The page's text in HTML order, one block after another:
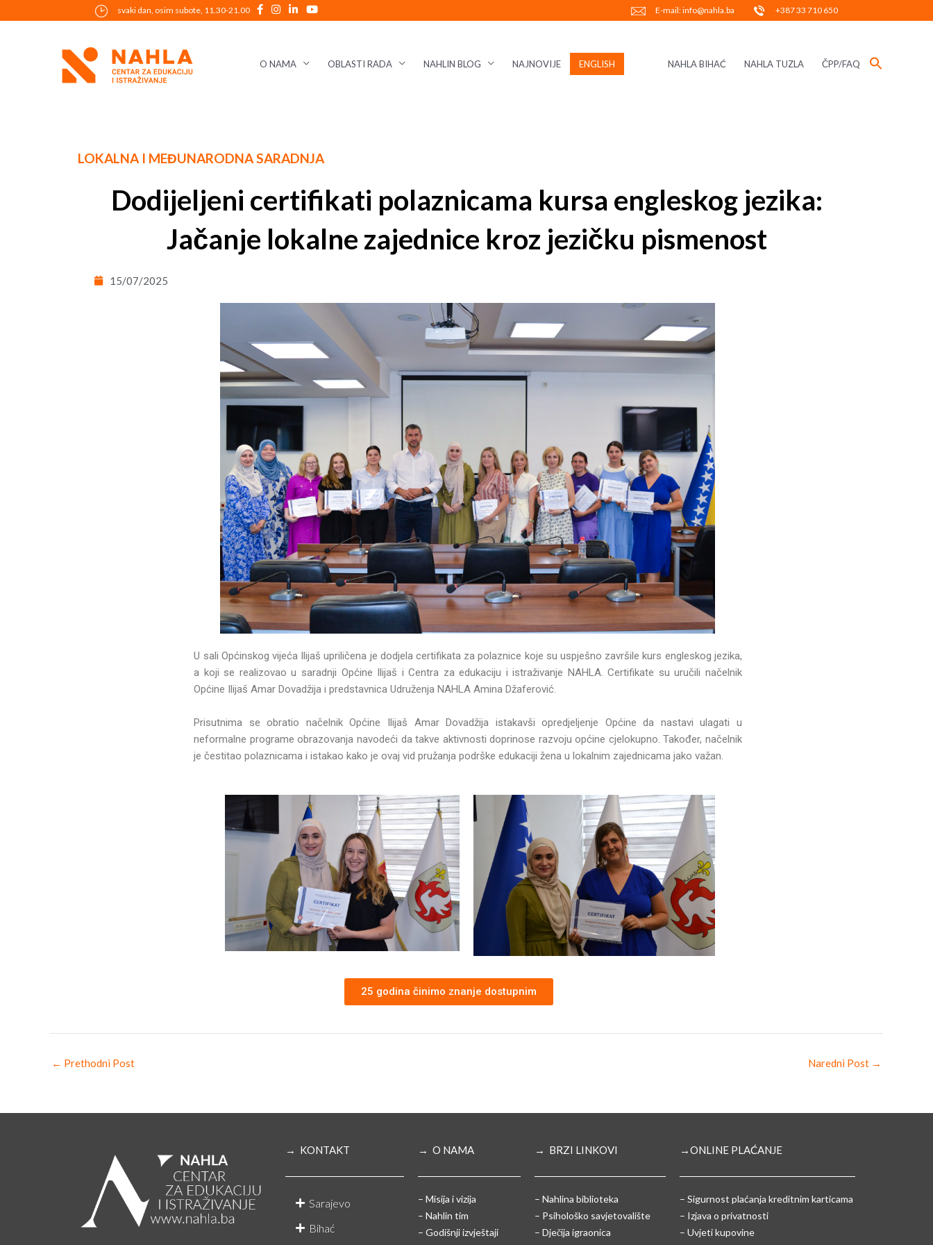
to
svaki dan, osim subote, 11.30-21.00 E-mail: info@nahla.ba +387 33 710 650
O NAMA OBLASTI RADA NAHLIN BLOG NAJNOVIJE ENGLISH NAHLA BIHAĆ NAHLA TUZLA ČPP/FAQ
LOKALNA I MEĐUNARODNA SARADNJA
Dodijeljeni certifikati polaznicama kursa engleskog jezika:
Jačanje lokalne zajednice kroz jezičku pismenost
15/07/2025
U sali Općinskog vijeća Ilijaš upriličena je dodjela certifikata za polaznice koje su uspješno završile kurs engleskog jezika,
a koji se realizovao u saradnji Općine Ilijaš i Centra za edukaciju i istraživanje NAHLA. Certifikate su uručili načelnik
Općine Ilijaš Amar Dovadžija i predstavnica Udruženja NAHLA Amina Džaferović.
Prisutnima se obratio načelnik Općine Ilijaš Amar Dovadžija istakavši opredjeljenje Općine da nastavi ulagati u
neformalne programe obrazovanja navodeći da takve aktivnosti doprinose razvoju općine cjelokupno. Također, načelnik
je čestitao polaznicama i istakao kako je ovaj vid pružanja podrške edukaciji žena u lokalnim zajednicama jako važan.
25 godina činimo znanje dostupnim
navigation
← Prethodni Post Naredni Post →
→ KONTAKT
Sarajevo
Bihać
→ O NAMA
– Misija i vizija
– Nahlin tim
– Godišnji izvještaji
→ BRZI LINKOVI
– Nahlina biblioteka
– Psihološko savjetovalište
– Dječija igraonica
→ONLINE PLAĆANJE
– Sigurnost plaćanja kreditnim karticama
– Izjava o privatnosti
– Uvjeti kupovine